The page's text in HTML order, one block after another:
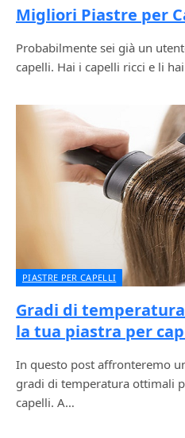
Migliori Piastre per
Probabilmente sei già un
capelli. Hai i capelli ricci e li
PIASTRE PER CAPELLI
Gradi di
la tua piastra per
In questo post affronteremo
gradi di temperatura ottimali
capelli. A…